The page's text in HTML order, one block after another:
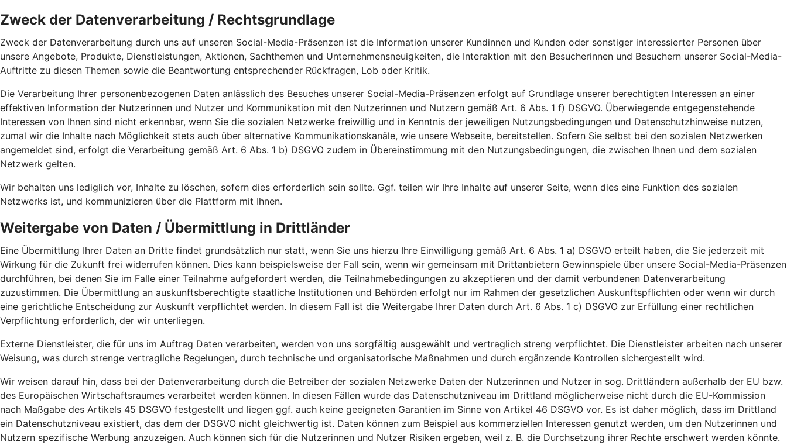
Zweck der Datenverarbeitung / Rechtsgrundlage
Zweck der Datenverarbeitung durch uns auf unseren Social-Media-Präsenzen ist die Information unserer Kundinnen und Kunden oder sonstiger interessierter Personen über
unsere Angebote, Produkte, Dienstleistungen, Aktionen, Sachthemen und Unternehmensneuigkeiten, die Interaktion mit den Besucherinnen und Besuchern unserer Social-Media-
Auftritte zu diesen Themen sowie die Beantwortung entsprechender Rückfragen, Lob oder Kritik.
Die Verarbeitung Ihrer personenbezogenen Daten anlässlich des Besuches unserer Social-Media-Präsenzen erfolgt auf Grundlage unserer berechtigten Interessen an einer
effektiven Information der Nutzerinnen und Nutzer und Kommunikation mit den Nutzerinnen und Nutzern gemäß Art. 6 Abs. 1 f) DSGVO. Überwiegende entgegenstehende
Interessen von Ihnen sind nicht erkennbar, wenn Sie die sozialen Netzwerke freiwillig und in Kenntnis der jeweiligen Nutzungsbedingungen und Datenschutzhinweise nutzen,
zumal wir die Inhalte nach Möglichkeit stets auch über alternative Kommunikationskanäle, wie unsere Webseite, bereitstellen. Sofern Sie selbst bei den sozialen Netzwerken
angemeldet sind, erfolgt die Verarbeitung gemäß Art. 6 Abs. 1 b) DSGVO zudem in Übereinstimmung mit den Nutzungsbedingungen, die zwischen Ihnen und dem sozialen
Netzwerk gelten.
Wir behalten uns lediglich vor, Inhalte zu löschen, sofern dies erforderlich sein sollte. Ggf. teilen wir Ihre Inhalte auf unserer Seite, wenn dies eine Funktion des sozialen
Netzwerks ist, und kommunizieren über die Plattform mit Ihnen.
Weitergabe von Daten / Übermittlung in Drittländer
Eine Übermittlung Ihrer Daten an Dritte findet grundsätzlich nur statt, wenn Sie uns hierzu Ihre Einwilligung gemäß Art. 6 Abs. 1 a) DSGVO erteilt haben, die Sie jederzeit mit
Wirkung für die Zukunft frei widerrufen können. Dies kann beispielsweise der Fall sein, wenn wir gemeinsam mit Drittanbietern Gewinnspiele über unsere Social-Media-Präsenzen
durchführen, bei denen Sie im Falle einer Teilnahme aufgefordert werden, die Teilnahmebedingungen zu akzeptieren und der damit verbundenen Datenverarbeitung
zuzustimmen. Die Übermittlung an auskunftsberechtigte staatliche Institutionen und Behörden erfolgt nur im Rahmen der gesetzlichen Auskunftspflichten oder wenn wir durch
eine gerichtliche Entscheidung zur Auskunft verpflichtet werden. In diesem Fall ist die Weitergabe Ihrer Daten durch Art. 6 Abs. 1 c) DSGVO zur Erfüllung einer rechtlichen
Verpflichtung erforderlich, der wir unterliegen.
Externe Dienstleister, die für uns im Auftrag Daten verarbeiten, werden von uns sorgfältig ausgewählt und vertraglich streng verpflichtet. Die Dienstleister arbeiten nach unserer
Weisung, was durch strenge vertragliche Regelungen, durch technische und organisatorische Maßnahmen und durch ergänzende Kontrollen sichergestellt wird.
Wir weisen darauf hin, dass bei der Datenverarbeitung durch die Betreiber der sozialen Netzwerke Daten der Nutzerinnen und Nutzer in sog. Drittländern außerhalb der EU bzw.
des Europäischen Wirtschaftsraumes verarbeitet werden können. In diesen Fällen wurde das Datenschutzniveau im Drittland möglicherweise nicht durch die EU-Kommission
nach Maßgabe des Artikels 45 DSGVO festgestellt und liegen ggf. auch keine geeigneten Garantien im Sinne von Artikel 46 DSGVO vor. Es ist daher möglich, dass im Drittland
ein Datenschutzniveau existiert, das dem der DSGVO nicht gleichwertig ist. Daten können zum Beispiel aus kommerziellen Interessen genutzt werden, um den Nutzerinnen und
Nutzern spezifische Werbung anzuzeigen. Auch können sich für die Nutzerinnen und Nutzer Risiken ergeben, weil z. B. die Durchsetzung ihrer Rechte erschwert werden könnte.